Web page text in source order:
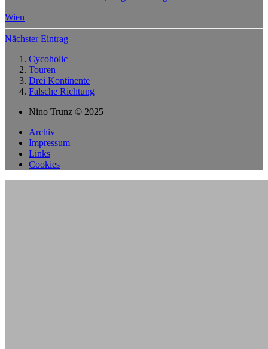
Wien
Nächster Eintrag
Cycoholic
Touren
Drei Kontinente
Falsche Richtung
Nino Trunz © 2025
Archiv
Impressum
Links
Cookies